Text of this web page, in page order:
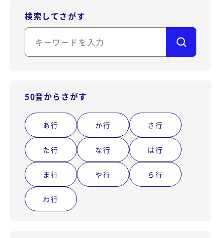
検索してさがす
50音からさがす
あ行 か行 さ行
た行 な行 は行
ま行 や行 ら行
わ行